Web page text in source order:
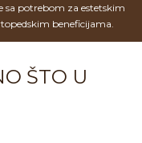
sa potrebom za estetskim
beneficijama.
ŠTO U